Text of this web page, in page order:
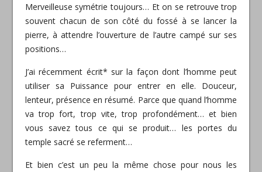
Merveilleuse symétrie toujours… Et on se retrouve trop
souvent chacun de son côté du fossé à se lancer la
pierre, à attendre l’ouverture de l’autre campé sur ses
positions…
J’ai récemment écrit* sur la façon dont l’homme peut
utiliser sa Puissance pour entrer en elle. Douceur,
lenteur, présence en résumé. Parce que quand l’homme
va trop fort, trop vite, trop profondément… et bien
vous savez tous ce qui se produit… les portes du
temple sacré se referment…
Et bien c’est un peu la même chose pour nous les